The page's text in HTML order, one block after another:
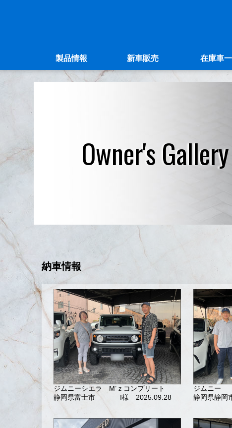
製品情報 新車販売 在庫車
Owner's Gallery
納車情報
ジムニーシエラ M’ｚコンプリート
静岡県富士市
I様 2025.09.28
ジムニー
静岡県静岡